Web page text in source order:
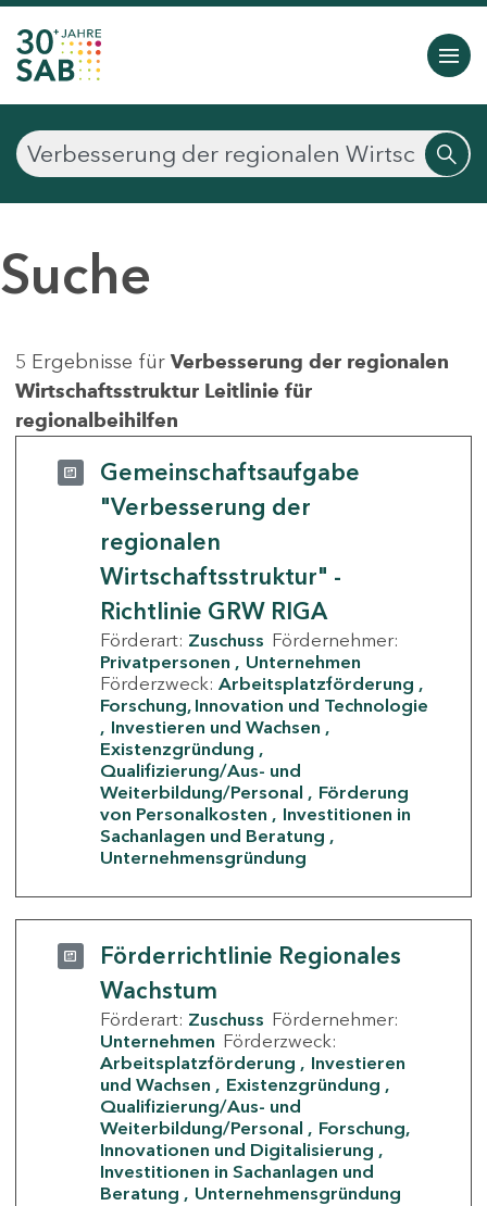
Suche
5 Ergebnisse für Verbesserung der regionalen
Wirtschaftsstruktur Leitlinie für
regionalbeihilfen
Gemeinschaftsaufgabe
"Verbesserung der
regionalen
Wirtschaftsstruktur" -
Richtlinie GRW RIGA
Förderart: Zuschuss Fördernehmer:
Privatpersonen
Unternehmen
Förderzweck: Arbeitsplatzförderung
Forschung, Innovation und Technologie
Investieren und Wachsen
Existenzgründung
Qualifizierung/Aus- und
Weiterbildung/Personal
Förderung
von Personalkosten
Investitionen in
Sachanlagen und Beratung
Unternehmensgründung
Förderrichtlinie Regionales
Wachstum
Förderart: Zuschuss Fördernehmer:
Unternehmen Förderzweck:
Arbeitsplatzförderung
Investieren
und Wachsen
Existenzgründung
Qualifizierung/Aus- und
Weiterbildung/Personal
Forschung,
Innovationen und Digitalisierung
Investitionen in Sachanlagen und
Beratung
Unternehmensgründung